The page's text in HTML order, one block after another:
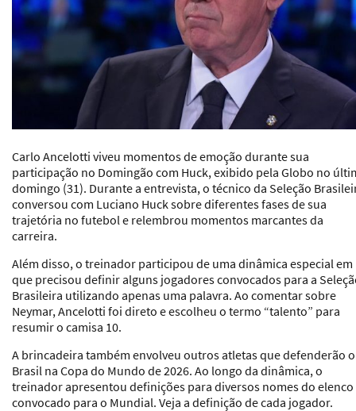
Carlo Ancelotti viveu momentos de emoção durante sua
participação no Domingão com Huck, exibido pela Globo no
domingo (31). Durante a entrevista, o técnico da Seleção
conversou com Luciano Huck sobre diferentes fases de sua
trajetória no futebol e relembrou momentos marcantes da
carreira.
Além disso, o treinador participou de uma dinâmica especial em
que precisou definir alguns jogadores convocados para a
Brasileira utilizando apenas uma palavra. Ao comentar sobre
Neymar, Ancelotti foi direto e escolheu o termo “talento” para
resumir o camisa 10.
A brincadeira também envolveu outros atletas que defenderão o
Brasil na Copa do Mundo de 2026. Ao longo da dinâmica, o
treinador apresentou definições para diversos nomes do elenco
convocado para o Mundial. Veja a definição de cada jogador.